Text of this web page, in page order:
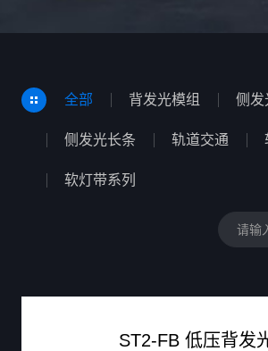
全部 背发光模组 侧发
侧发光长条 轨道交通
软灯带系列
ST2-FB 低压背发